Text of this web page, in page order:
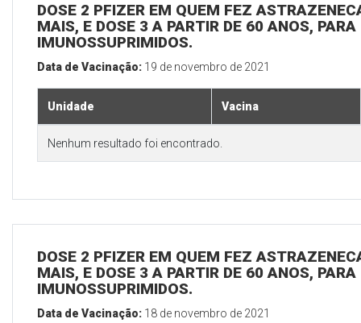
DOSE 2 PFIZER EM QUEM FEZ
MAIS, E DOSE 3 A PARTIR DE 60 ANOS,
IMUNOSSUPRIMIDOS.
Data de Vacinação: 19 de novembro de 2021
Unidade Vacina
Nenhum resultado foi encontrado.
DOSE 2 PFIZER EM QUEM FEZ
MAIS, E DOSE 3 A PARTIR DE 60 ANOS,
IMUNOSSUPRIMIDOS.
Data de Vacinação: 18 de novembro de 2021